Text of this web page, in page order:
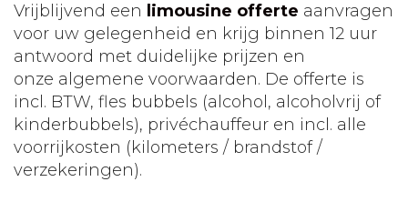
Vrijblijvend een limousine offerte aanvragen
voor uw gelegenheid en krijg binnen 12 uur
antwoord met duidelijke prijzen en
onze algemene voorwaarden. De offerte is
incl. BTW, fles bubbels (alcohol, alcoholvrij of
kinderbubbels), privéchauffeur en incl. alle
voorrijkosten (kilometers / brandstof /
verzekeringen).